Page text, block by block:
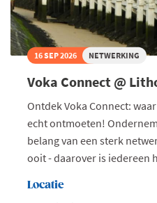
16 SEP 2026 NETWERKING
Voka Connect @
Ontdek Voka Connect:
echt ontmoeten!
belang van een sterk
ooit - daarover is iedereen
Locatie